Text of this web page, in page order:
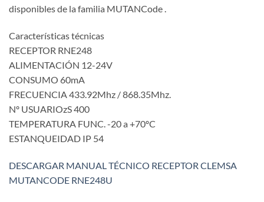
disponibles de la familia MUTANCode .
Características técnicas
RECEPTOR RNE248
ALIMENTACIÓN 12-24V
CONSUMO 60mA
FRECUENCIA 433.92Mhz / 868.35Mhz.
Nº USUARIOzS 400
TEMPERATURA FUNC. -20 a +70ºC
ESTANQUEIDAD IP 54
DESCARGAR MANUAL TÉCNICO RECEPTOR CLEMSA
MUTANCODE RNE248U